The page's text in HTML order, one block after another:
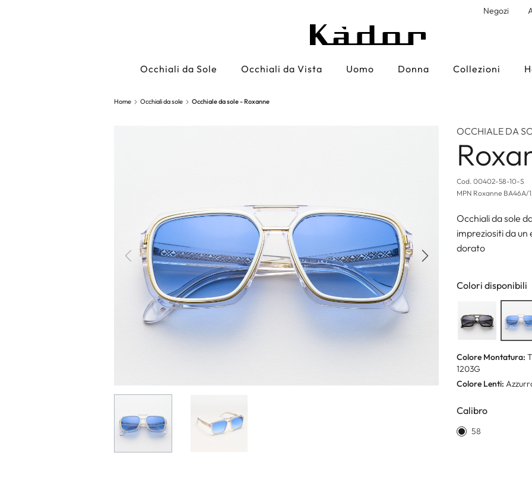
Negozi
Occhiali da Sole Occhiali da Vista Uomo Donna Collezioni
Home Occhiali da sole Occhiale da sole - Roxanne
Precedente Successivo
OCCHIALE DA
Cod.00402-58-10-S
MPN Roxanne BA46A/
Occhiali da sole
impreziositi da
dorato
Colori disponibili
Colore Montatura:
1203G
Colore Lenti:
Calibro
58